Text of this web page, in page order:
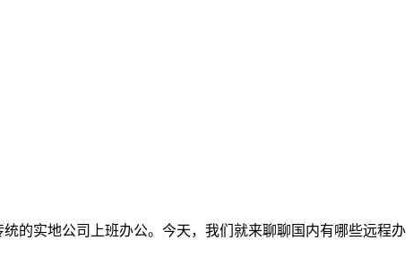
的实地公司上班办公。今天，我们就来聊聊国内有哪些远程办